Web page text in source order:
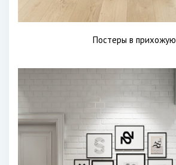
Постеры в прихожую